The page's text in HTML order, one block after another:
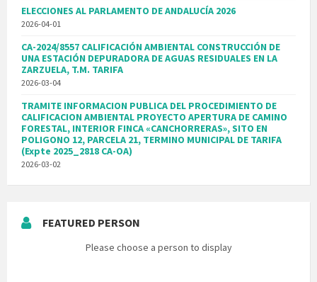
ELECCIONES AL PARLAMENTO DE ANDALUCÍA 2026
2026-04-01
CA-2024/8557 CALIFICACIÓN AMBIENTAL CONSTRUCCIÓN DE
UNA ESTACIÓN DEPURADORA DE AGUAS RESIDUALES EN LA
ZARZUELA, T.M. TARIFA
2026-03-04
TRAMITE INFORMACION PUBLICA DEL PROCEDIMIENTO DE
CALIFICACION AMBIENTAL PROYECTO APERTURA DE CAMINO
FORESTAL, INTERIOR FINCA «CANCHORRERAS», SITO EN
POLIGONO 12, PARCELA 21, TERMINO MUNICIPAL DE TARIFA
(Expte 2025_2818 CA-OA)
2026-03-02
FEATURED PERSON
Please choose a person to display